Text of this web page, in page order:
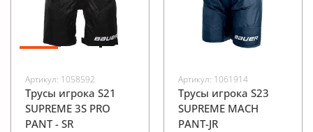
Артикул: 1058592
Трусы игрока S21
SUPREME 3S PRO
PANT - SR
Артикул: 1061914
Трусы игрока S23
SUPREME MACH
PANT-JR